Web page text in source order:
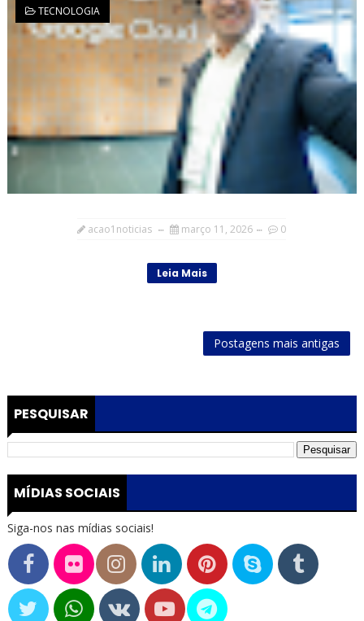
TECNOLOGIA
acao1noticias março 11, 2026 0
Leia Mais
Postagens mais antigas
PESQUISAR
MÍDIAS SOCIAIS
Siga-nos nas mídias sociais!